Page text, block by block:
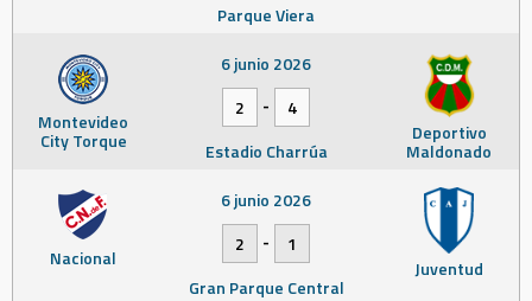
Parque Viera
Montevideo
City Torque Deportivo
Maldonado
6 junio 2026
2
-
4
Estadio Charrúa
Nacional Juventud
6 junio 2026
2
-
1
Gran Parque Central